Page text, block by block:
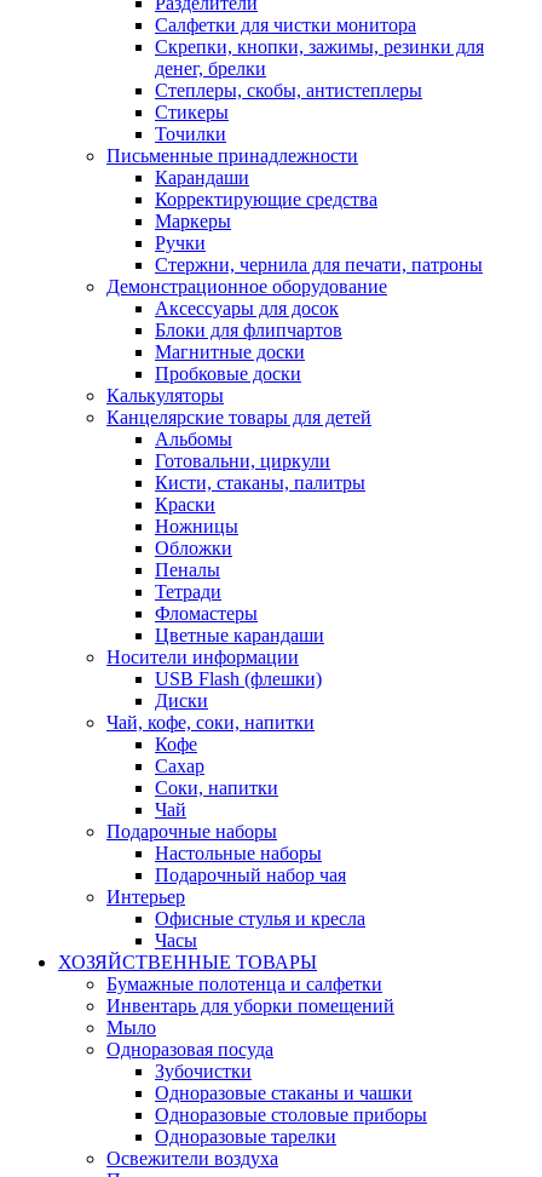
Салфетки для чистки монитора
Скрепки, кнопки, зажимы, резинки для
денег, брелки
Степлеры, скобы, антистеплеры
Стикеры
Точилки
Письменные принадлежности
Карандаши
Корректирующие средства
Маркеры
Ручки
Стержни, чернила для печати, патроны
Демонстрационное оборудование
Аксессуары для досок
Блоки для флипчартов
Магнитные доски
Пробковые доски
Калькуляторы
Канцелярские товары для детей
Альбомы
Готовальни, циркули
Кисти, стаканы, палитры
Краски
Ножницы
Обложки
Пеналы
Тетради
Фломастеры
Цветные карандаши
Носители информации
USB Flash (флешки)
Диски
Чай, кофе, соки, напитки
Кофе
Сахар
Соки, напитки
Чай
Подарочные наборы
Настольные наборы
Подарочный набор чая
Интерьер
Офисные стулья и кресла
Часы
ХОЗЯЙСТВЕННЫЕ ТОВАРЫ
Бумажные полотенца и салфетки
Инвентарь для уборки помещений
Мыло
Одноразовая посуда
Зубочистки
Одноразовые стаканы и чашки
Одноразовые столовые приборы
Одноразовые тарелки
Освежители воздуха